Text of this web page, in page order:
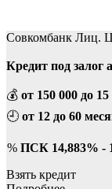
Совкомбанк Лиц.
Кредит под
💰 от 150 000 до
🕘 от 12 до 60
% ПСК 14,883% -
Взять кредит